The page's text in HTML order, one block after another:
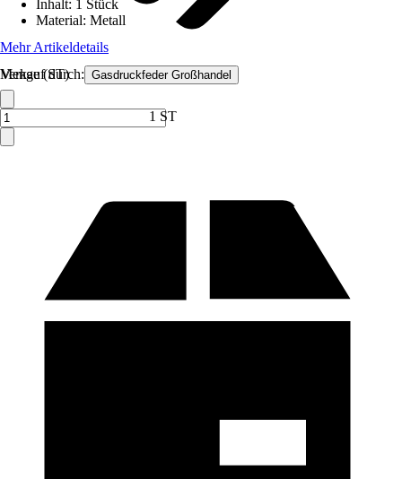
Verkauf durch: Gasdruckfeder Großhandel
Inhalt: 1 Stück
Material: Metall
Mehr Artikeldetails
Menge (ST)
1 ST